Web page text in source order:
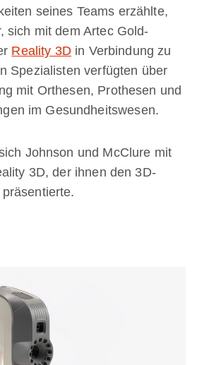
seines Teams erzählte,
sich mit dem Artec Gold-
Reality 3Din Verbindung zu
Spezialisten verfügten über
mit Orthesen, Prothesen und
im Gesundheitswesen.
Johnson und McClure mit
3D, der ihnen den 3D-